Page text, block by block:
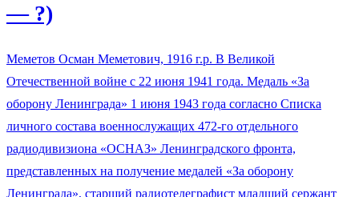
— ?)
Меметов Осман Меметович, 1916 г.р. В Великой
Отечественной войне с 22 июня 1941 года. Медаль «За
оборону Ленинграда» 1 июня 1943 года согласно Списка
личного состава военнослужащих 472-го отдельного
радиодивизиона «ОСНАЗ» Ленинградского фронта,
представленных на получение медалей «За оборону
Ленинграда», старший радиотелеграфист младший сержант